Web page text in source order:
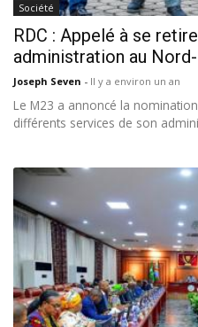
Société
RDC : Appelé à se
administration au
Joseph Seven - Il y a environ un an
Le M23 a annoncé la
différents services de son